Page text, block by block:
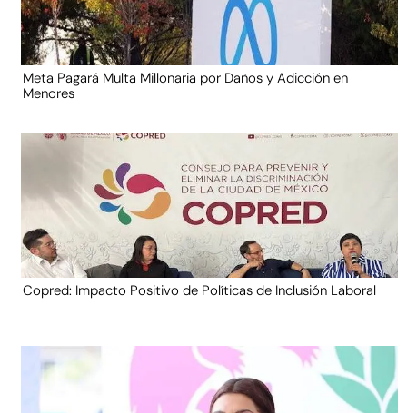
Meta Pagará Multa Millonaria por Daños y Adicción en
Menores
Copred: Impacto Positivo de Políticas de Inclusión Laboral